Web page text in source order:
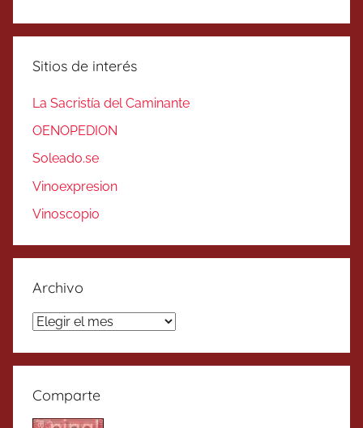
Sitios de interés
La Sacristía del Caminante
OENOPEDION
Soleado.se
Vinoexpresion
Vinoscopio
Archivo
Archivo
Comparte